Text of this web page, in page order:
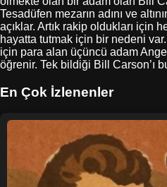
Tesadüfen mezarın adını ve
açıklar. Artık rakip oldukları için
hayatta tutmak için bir nedeni
için para alan üçüncü adam
öğrenir. Tek bildiği Bill Carson’ı
En Çok İzlenenler